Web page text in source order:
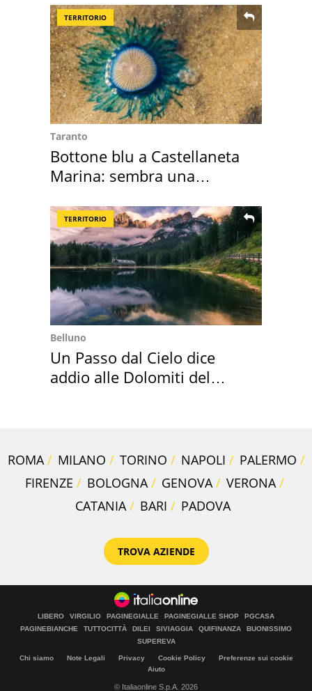
TERRITORIO
Taranto
Bottone blu a Castellaneta
Marina: sembra una
TERRITORIO
Belluno
Un Passo dal Cielo dice
addio alle Dolomiti del
ROMA MILANO TORINO NAPOLI
PALERMO
FIRENZE
BOLOGNA GENOVA
VERONA
CATANIA
BARI PADOVA
TROVA AZIENDE
LIBERO VIRGILIO PAGINEGIALLE PAGINEGIALLE SHOP
PGCASA
PAGINEBIANCHE
TUTTOCITTÀ DILEI SIVIAGGIA QUIFINANZA
BUONISSIMO
SUPEREVA
Chi siamo Note Legali Privacy Cookie Policy
Preferenze sui cookie
Aiuto
© Italiaonline S.p.A. 2026